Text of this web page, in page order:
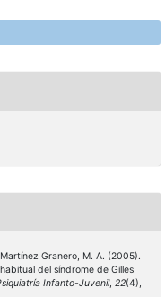
Granero, M. A. (2005).
del síndrome de Gilles
Infanto-Juvenil, 22(4),